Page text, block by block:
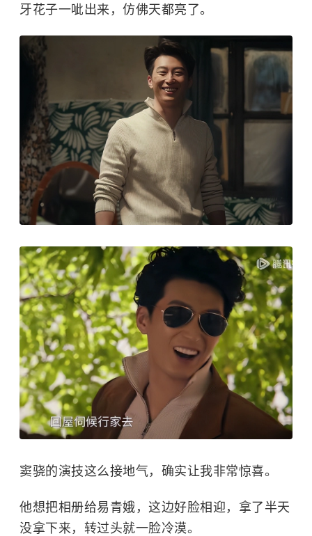
牙花子一呲出来，仿佛天都亮了。
窦骁的演技这么接地气，确实让我非常惊喜。
他想把相册给易青娥，这边好脸相迎，拿了半天
没拿下来，转过头就一脸冷漠。